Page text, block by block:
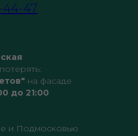
44-47
на фасаде
до 21:00
и Подмосковью